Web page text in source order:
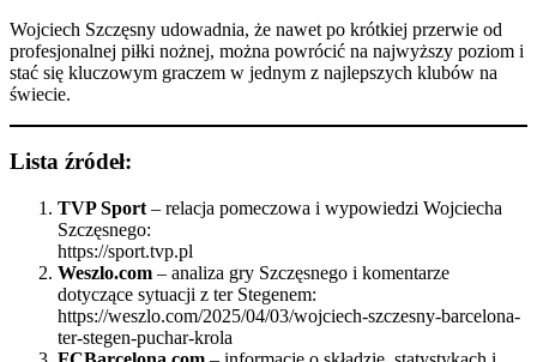
Wojciech Szczęsny udowadnia, że nawet po krótkiej przerwie od
profesjonalnej piłki nożnej, można powrócić na najwyższy poziom i
stać się kluczowym graczem w jednym z najlepszych klubów na
świecie.
Lista źródeł:
TVP Sport – relacja pomeczowa i wypowiedzi Wojciecha
Szczęsnego:
https://sport.tvp.pl
Weszlo.com – analiza gry Szczęsnego i komentarze
dotyczące sytuacji z ter Stegenem:
https://weszlo.com/2025/04/03/wojciech-szczesny-barcelona-
ter-stegen-puchar-krola